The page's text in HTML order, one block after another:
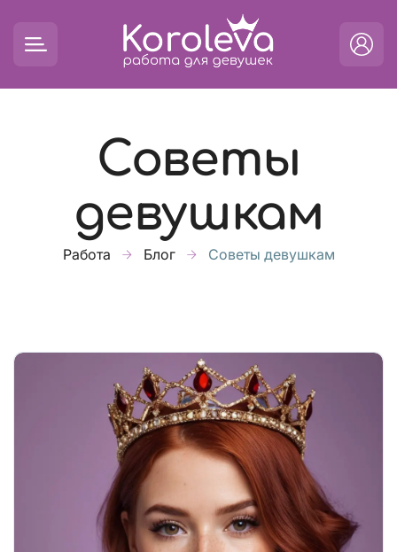
Советы
девушкам
Работа Блог Советы девушкам